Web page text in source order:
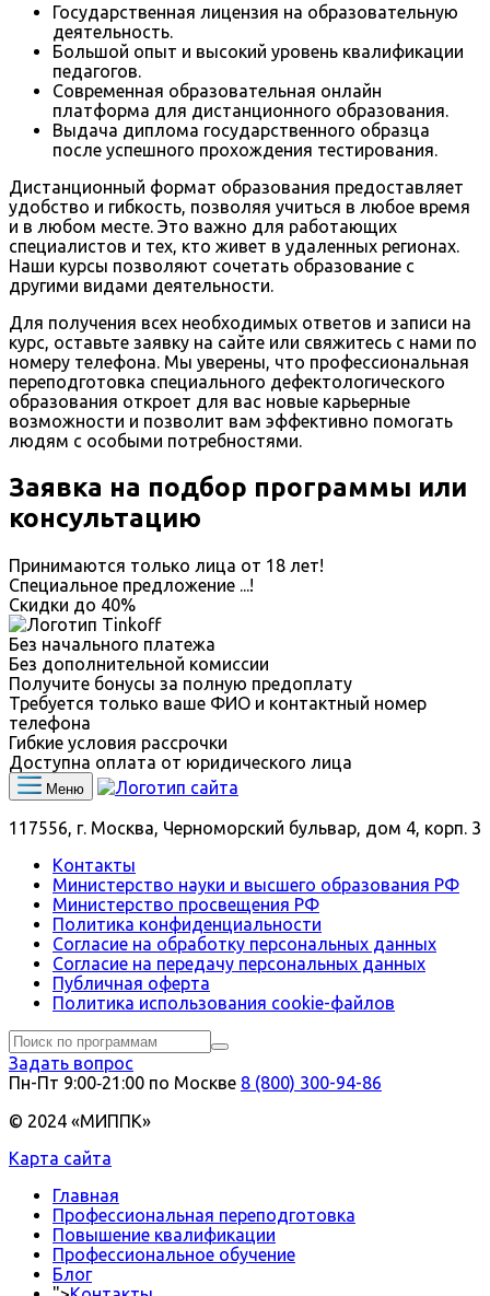
Государственная лицензия на образовательную
деятельность.
Большой опыт и высокий уровень квалификации
педагогов.
Современная образовательная онлайн
платформа для дистанционного образования.
Выдача диплома государственного образца
после успешного прохождения тестирования.
Дистанционный формат образования предоставляет
удобство и гибкость, позволяя учиться в любое время
и в любом месте. Это важно для работающих
специалистов и тех, кто живет в удаленных регионах.
Наши курсы позволяют сочетать образование с
другими видами деятельности.
Для получения всех необходимых ответов и записи на
курс, оставьте заявку на сайте или свяжитесь с нами по
номеру телефона. Мы уверены, что профессиональная
переподготовка специального дефектологического
образования откроет для вас новые карьерные
возможности и позволит вам эффективно помогать
людям с особыми потребностями.
Заявка на подбор программы или
консультацию
Принимаются только лица от 18 лет!
Специальное предложение ...!
Скидки до 40%
Без начального платежа
Без дополнительной комиссии
Получите бонусы за полную предоплату
Требуется только ваше ФИО и контактный номер
телефона
Гибкие условия рассрочки
Доступна оплата от юридического лица
Меню
117556, г. Москва, Черноморский бульвар, дом 4, корп. 3
Контакты
Министерство науки и высшего образования РФ
Министерство просвещения РФ
Политика конфиденциальности
Согласие на обработку персональных данных
Согласие на передачу персональных данных
Публичная оферта
Политика использования сookie-файлов
Задать вопрос
Пн-Пт 9:00‑21:00 по Москве 8 (800) 300-94-86
© 2024 «МИППК»
Карта сайта
Главная
Профессиональная переподготовка
Повышение квалификации
Профессиональное обучение
Блог